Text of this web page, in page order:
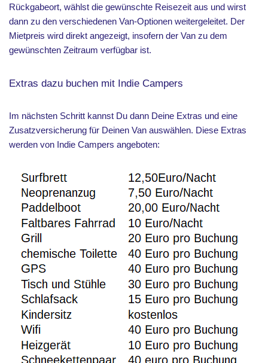
Rückgabeort, wählst die gewünschte Reisezeit aus und wirst
dann zu den verschiedenen Van-Optionen weitergeleitet. Der
Mietpreis wird direkt angezeigt, insofern der Van zu dem
gewünschten Zeitraum verfügbar ist.
Extras dazu buchen mit Indie Campers
Im nächsten Schritt kannst Du dann Deine Extras und eine
Zusatzversicherung für Deinen Van auswählen. Diese Extras
werden von Indie Campers angeboten: